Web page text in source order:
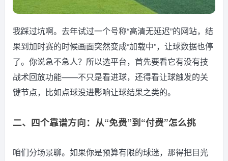
我踩过坑啊。去年试过一个号称“高清无延迟”的网站，结
果到加时赛的时候画面突然变成“加载中”，让球数据也停
了。你说急不急人？所以选平台，首先要看它有没有技
战术回放功能——不只是看进球，还得看让球触发的关
键节点，比如点球没进影响让球结果之类的。
二、四个靠谱方向：从“免费”到“付费”怎么挑
咱们分场景聊。如果你是预算有限的球迷，那得把目光